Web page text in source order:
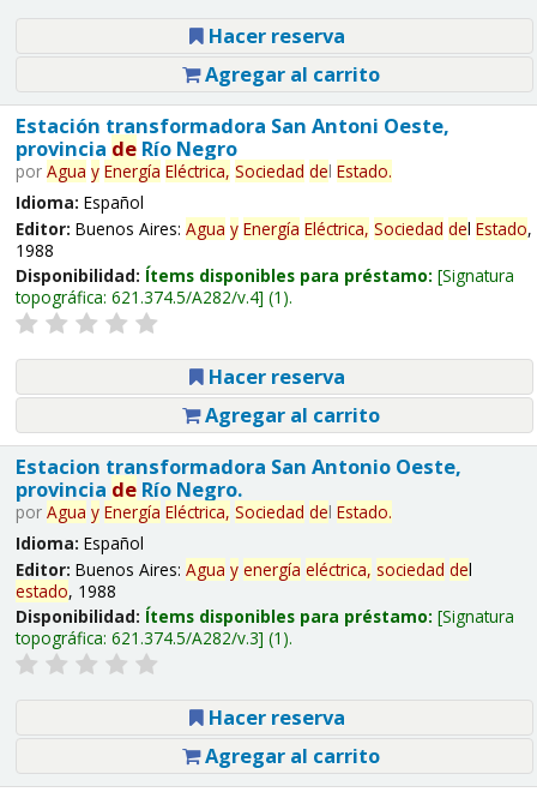
Hacer reserva
Agregar al carrito
Estación transformadora San Antoni Oeste,
provincia deRío Negro
por Agua y Energía Eléctrica, Sociedad del Estado.
Idioma: Español
Editor: Buenos Aires: Agua y Energía Eléctrica, Sociedad del Estado,
1988
Disponibilidad: Ítems disponibles para préstamo: Signatura
topográfica: 621.374.5/A282/v.4 (1).
Hacer reserva
Agregar al carrito
Estacion transformadora San Antonio Oeste,
provincia deRío Negro.
por Agua y Energía Eléctrica, Sociedad del Estado.
Idioma: Español
Editor: Buenos Aires: Agua y energía eléctrica, sociedad del
estado, 1988
Disponibilidad: Ítems disponibles para préstamo: Signatura
topográfica: 621.374.5/A282/v.3 (1).
Hacer reserva
Agregar al carrito